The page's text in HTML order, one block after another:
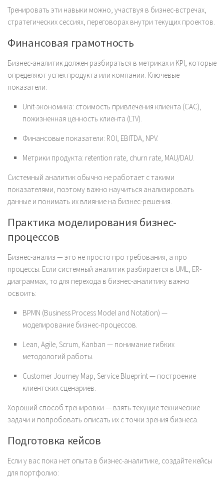
Тренировать эти навыки можно, участвуя в бизнес-встречах,
стратегических сессиях, переговорах внутри текущих проектов.
Финансовая грамотность
Бизнес-аналитик должен разбираться в метриках и KPI, которые
определяют успех продукта или компании. Ключевые
показатели:
Unit-экономика: стоимость привлечения клиента (CAC),
пожизненная ценность клиента (LTV).
Финансовые показатели: ROI, EBITDA, NPV.
Метрики продукта: retention rate, churn rate, MAU/DAU.
Системный аналитик обычно не работает с такими
показателями, поэтому важно научиться анализировать
данные и понимать их влияние на бизнес-решения.
Практика моделирования бизнес-
процессов
Бизнес-анализ — это не просто про требования, а про
процессы. Если системный аналитик разбирается в UML, ER-
диаграммах, то для перехода в бизнес-аналитику важно
освоить:
BPMN (Business Process Model and Notation) —
моделирование бизнес-процессов.
Lean, Agile, Scrum, Kanban — понимание гибких
методологий работы.
Customer Journey Map, Service Blueprint — построение
клиентских сценариев.
Хороший способ тренировки — взять текущие технические
задачи и попробовать описать их с точки зрения бизнеса.
Подготовка кейсов
Если у вас пока нет опыта в бизнес-аналитике, создайте кейсы
для портфолио: